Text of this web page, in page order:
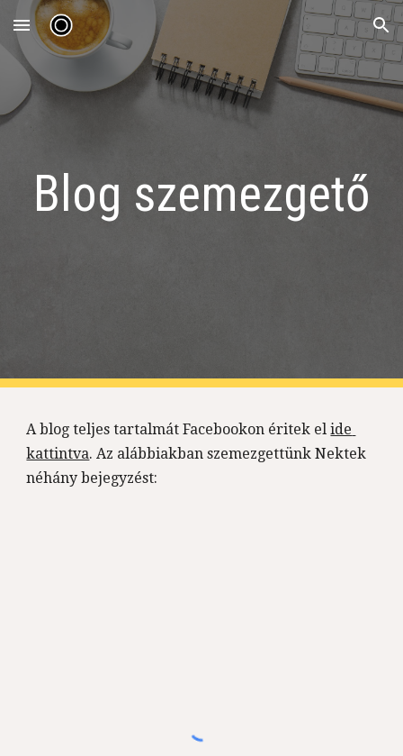
Skip to main content Skip to navigation
Blog szemezgető
A blog teljes tartalmát Facebookon éritek el ide
kattintva. Az alábbiakban szemezgettünk Nektek
néhány bejegyzést: